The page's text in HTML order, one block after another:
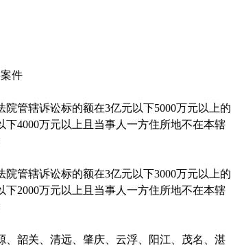
件
院管辖诉讼标的额在3亿元以下5000万元以上的
下4000万元以上且当事人一方住所地不在本辖
院管辖诉讼标的额在3亿元以下3000万元以上的
下2000万元以上且当事人一方住所地不在本辖
、韶关、清远、肇庆、云浮、阳江、茂名、湛